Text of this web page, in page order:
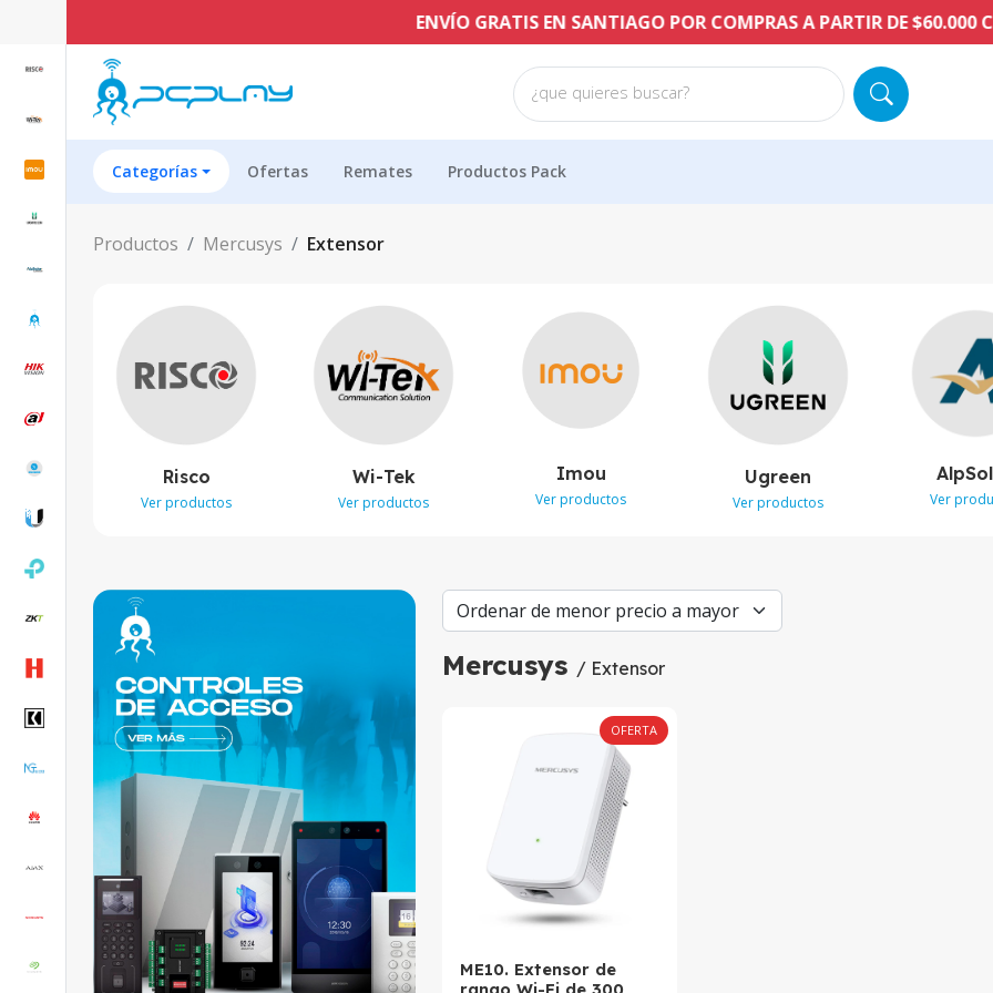
ENVÍO GRATIS EN SANTIAGO POR COMPRAS A PARTIR DE $60.000 CLP
¿que quieres buscar?
Categorías Ofertas Remates Productos Pack
Productos Mercusys Extensor
Risco
Ver productos
Wi-Tek
Ver productos
Imou
Ver productos
Ugreen
Ver productos Ver
Mercusys / Extensor
OFERTA
ME10. Extensor de